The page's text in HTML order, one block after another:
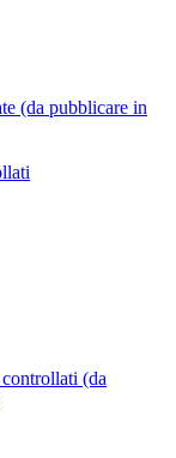
(da pubblicare in
(da